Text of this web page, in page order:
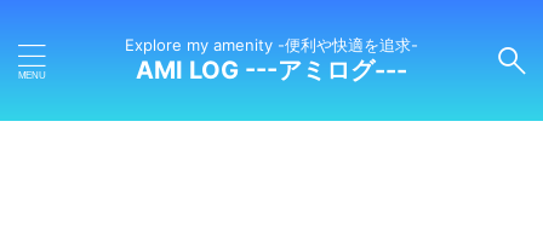
Explore my amenity -便利や快適を追求-
AMI LOG ---アミログ---